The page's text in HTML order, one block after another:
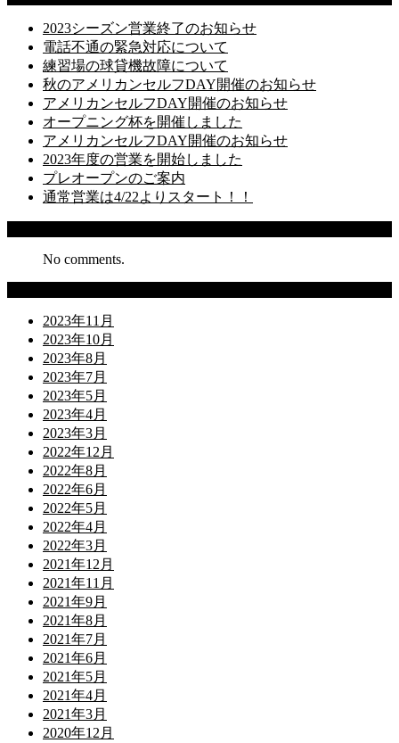
2023シーズン営業終了のお知らせ
電話不通の緊急対応について
練習場の球貸機故障について
秋のアメリカンセルフDAY開催のお知らせ
アメリカンセルフDAY開催のお知らせ
オープニング杯を開催しました
アメリカンセルフDAY開催のお知らせ
2023年度の営業を開始しました
プレオープンのご案内
通常営業は4/22よりスタート！！
No comments.
2023年11月
2023年10月
2023年8月
2023年7月
2023年5月
2023年4月
2023年3月
2022年12月
2022年8月
2022年6月
2022年5月
2022年4月
2022年3月
2021年12月
2021年11月
2021年9月
2021年8月
2021年7月
2021年6月
2021年5月
2021年4月
2021年3月
2020年12月